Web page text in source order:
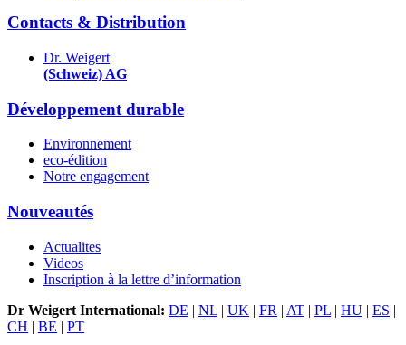
Contacts & Distribution
Dr. Weigert
(Schweiz) AG
Développement durable
Environnement
eco-édition
Notre engagement
Nouveautés
Actualites
Videos
Inscription à la lettre d’information
Dr Weigert International: DE | NL | UK | FR | AT | PL | HU | ES |
CH | BE | PT